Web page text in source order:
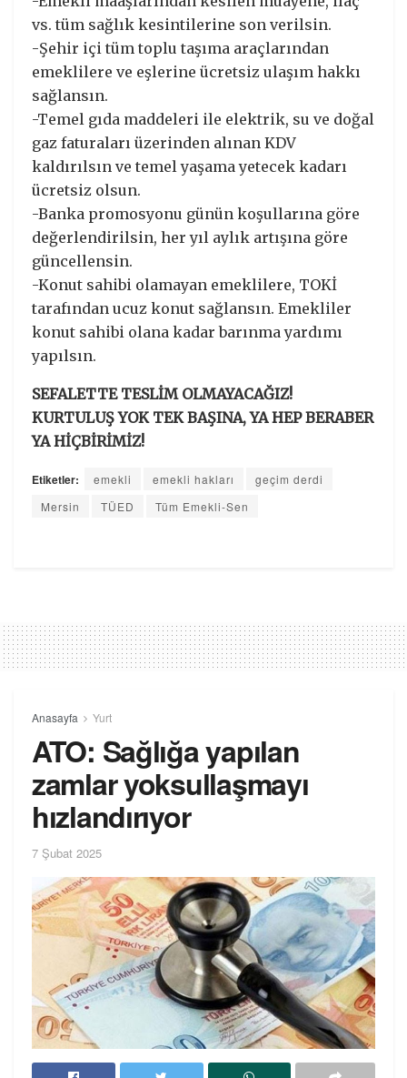
vs. tüm sağlık kesintilerine son verilsin.
-Şehir içi tüm toplu taşıma araçlarından
emeklilere ve eşlerine ücretsiz ulaşım hakkı
sağlansın.
-Temel gıda maddeleri ile elektrik, su ve doğal
gaz faturaları üzerinden alınan KDV
kaldırılsın ve temel yaşama yetecek kadarı
ücretsiz olsun.
-Banka promosyonu günün koşullarına göre
değerlendirilsin, her yıl aylık artışına göre
güncellensin.
-Konut sahibi olamayan emeklilere, TOKİ
tarafından ucuz konut sağlansın. Emekliler
konut sahibi olana kadar barınma yardımı
yapılsın.
SEFALETTE TESLİM OLMAYACAĞIZ!
KURTULUŞ YOK TEK BAŞINA, YA HEP BERABER
YA HİÇBİRİMİZ!
Etiketler: emekli emekli hakları
geçim derdi
Mersin
TÜED Tüm Emekli-Sen
Anasayfa Yurt
ATO: Sağlığa yapılan
zamlar yoksullaşmayı
hızlandırıyor
7 Şubat 2025